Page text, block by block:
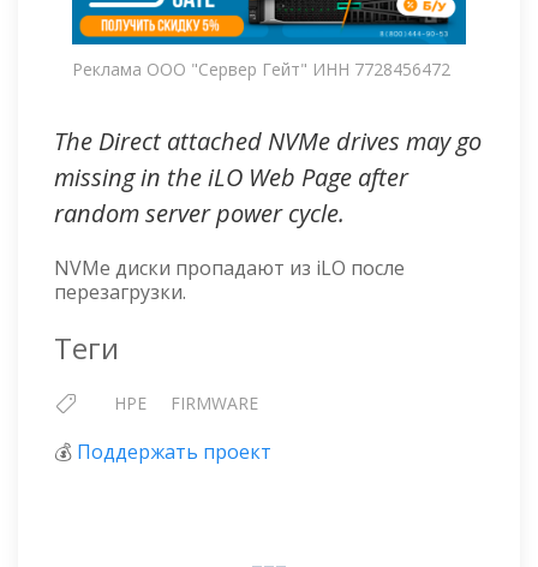
Реклама ООО "Сервер Гейт" ИНН 7728456472
The Direct attached NVMe drives may go
missing in the iLO Web Page after
random server power cycle.
NVMe диски пропадают из iLO после
перезагрузки.
Теги
HPE FIRMWARE
💰 Поддержать проект